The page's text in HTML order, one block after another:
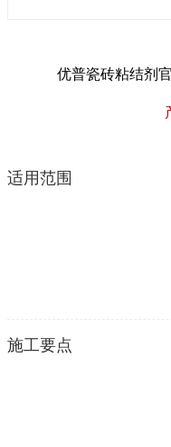
优普瓷砖粘结剂官
适用范围
施工要点